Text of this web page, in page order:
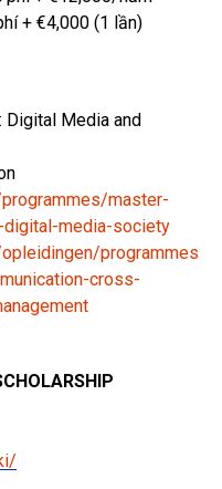
+ €4,000 (1 lần)
Digital Media and
master-
media-society
programmes
cross-